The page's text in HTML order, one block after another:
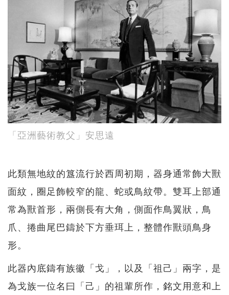
「亞洲藝術教父」安思遠
此類無地紋的簋流行於西周初期，器身通常飾大獸
面紋，圈足飾較窄的龍、蛇或鳥紋帶。雙耳上部通
常為獸首形，兩側長有大角，側面作鳥翼狀，鳥
爪、捲曲尾巴鑄於下方垂珥上，整體作獸頭鳥身
形。
此器內底鑄有族徽「戈」，以及「祖己」兩字，是
為戈族一位名曰「己」的祖輩所作，銘文用意和上